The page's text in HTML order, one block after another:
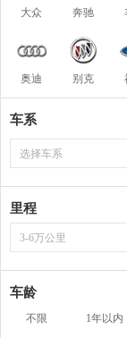
大众 奔驰
奥迪 别克
车系
选择车系
里程
3-6万公里
车龄
不限 1年以内